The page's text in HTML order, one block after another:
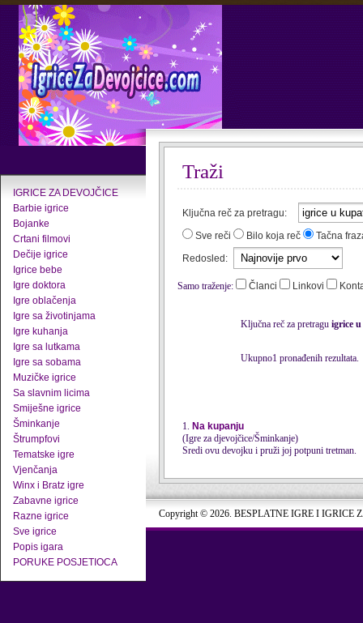
IGRICE ZA DEVOJČICE
Barbie igrice
Bojanke
Crtani filmovi
Dečije igrice
Igrice bebe
Igre doktora
Igre oblačenja
Igre sa životinjama
Igre kuhanja
Igre sa lutkama
Igre sa sobama
Muzičke igrice
Sa slavnim licima
Smiješne igrice
Šminkanje
Štrumpfovi
Tematske igre
Vjenčanja
Winx i Bratz igre
Zabavne igrice
Razne igrice
Sve igrice
Popis igara
PORUKE POSJETIOCA
Traži
Ključna reč za pretragu:
Sve reči
Bilo koja reč
Tačna
Redosled:
Samo traženje: Članci Linkovi
Ključna reč za pretragu igrice
Ukupno1 pronađenih rezultata.
1. Na kupanju
(Igre za djevojčice/Šminkanje)
Sredi ovu devojku i pruži joj potpuni tretman.
Copyright © 2026. BESPLATNE IGRE I IGRICE